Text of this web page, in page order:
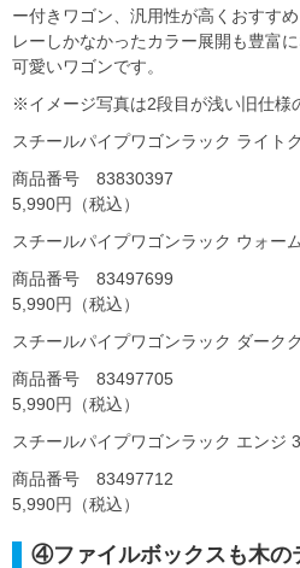
ー付きワゴン、汎用性が高くおすす
レーしかなかったカラー展開も豊富
可愛いワゴンです。
※イメージ写真は2段目が浅い旧仕様
スチールパイプワゴンラック ライト
商品番号 83830397
5,990円（税込）
スチールパイプワゴンラック ウォー
商品番号 83497699
5,990円（税込）
スチールパイプワゴンラック ダーク
商品番号 83497705
5,990円（税込）
スチールパイプワゴンラック エンジ
商品番号 83497712
5,990円（税込）
④ファイルボックスも木の